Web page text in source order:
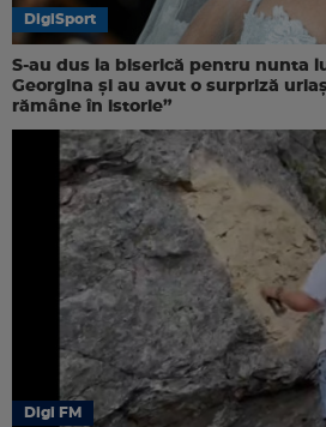
DigiSport
S-au dus la biserică pentru nunta
Georgina și au avut o surpriză
rămâne în istorie”
Digi FM